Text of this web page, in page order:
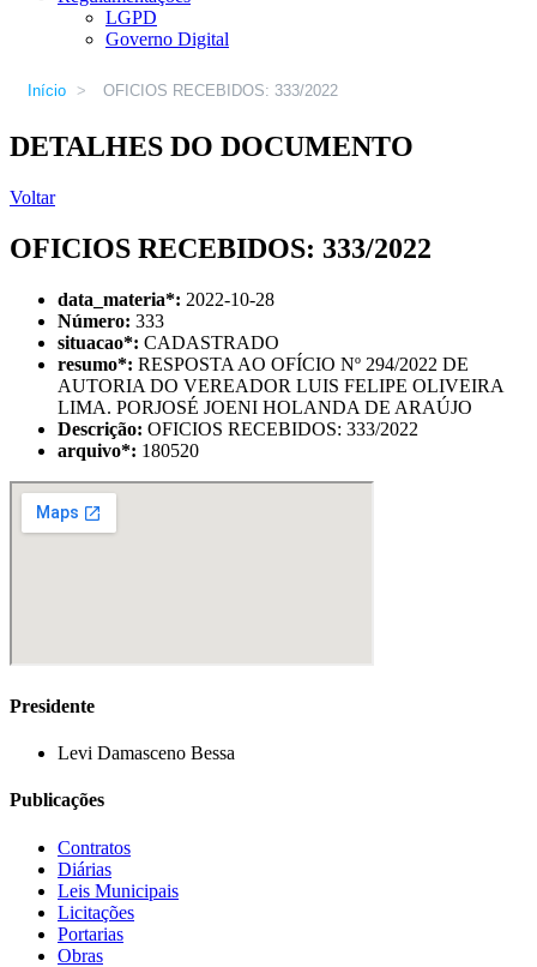
LGPD
Governo Digital
Início > OFICIOS RECEBIDOS: 333/2022
DETALHES DO DOCUMENTO
Voltar
OFICIOS RECEBIDOS: 333/2022
data_materia*: 2022-10-28
Número: 333
situacao*: CADASTRADO
resumo*: RESPOSTA AO OFÍCIO Nº 294/2022 DE
AUTORIA DO VEREADOR LUIS FELIPE OLIVEIRA
LIMA. PORJOSÉ JOENI HOLANDA DE ARAÚJO
Descrição: OFICIOS RECEBIDOS: 333/2022
arquivo*: 180520
Presidente
Levi Damasceno Bessa
Publicações
Contratos
Diárias
Leis Municipais
Licitações
Portarias
Obras